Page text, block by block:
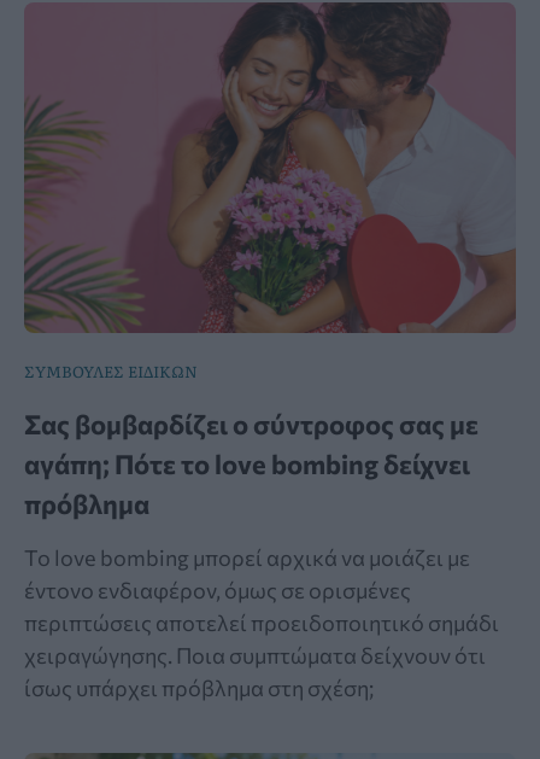
ΣΥΜΒΟΥΛΕΣ ΕΙΔΙΚΩΝ
Σας βομβαρδίζει ο σύντροφος σας με
αγάπη; Πότε το love bombing δείχνει
πρόβλημα
Το love bombing μπορεί αρχικά να μοιάζει με
έντονο ενδιαφέρον, όμως σε ορισμένες
περιπτώσεις αποτελεί προειδοποιητικό σημάδι
χειραγώγησης. Ποια συμπτώματα δείχνουν ότι
ίσως υπάρχει πρόβλημα στη σχέση;